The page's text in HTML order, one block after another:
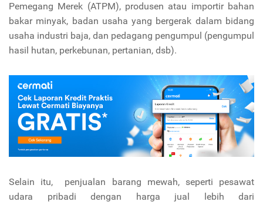
Pemegang Merek (ATPM), produsen atau importir bahan
bakar minyak, badan usaha yang bergerak dalam bidang
usaha industri baja, dan pedagang pengumpul (pengumpul
hasil hutan, perkebunan, pertanian, dsb).
Selain itu, penjualan barang mewah, seperti pesawat
udara pribadi dengan harga jual lebih dari